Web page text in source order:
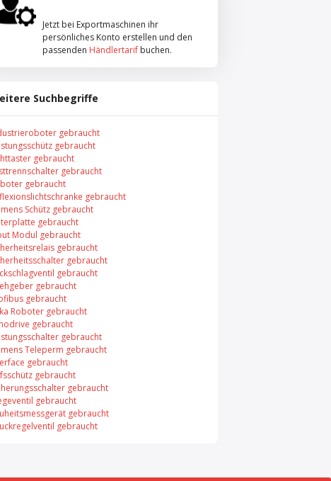
Jetzt bei Exportmaschinen ihr
persönliches Konto erstellen und den
passenden Händlertarif buchen.
Suchbegriffe
gebraucht
gebraucht
gebraucht
gebraucht
gebraucht
gebraucht
Schütz gebraucht
gebraucht
Modul gebraucht
gebraucht
gebraucht
gebraucht
gebraucht
gebraucht
Roboter gebraucht
gebraucht
gebraucht
Teleperm gebraucht
gebraucht
gebraucht
gebraucht
gebraucht
gebraucht
gebraucht